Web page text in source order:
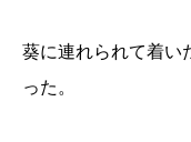
葵に連れられて着い
った。